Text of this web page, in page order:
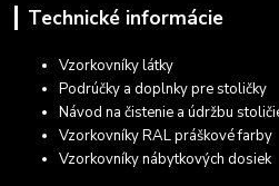
Technické informácie
Vzorkovníky látky
Podrúčky a doplnky pre stoličky
Návod na čistenie a údržbu
Vzorkovníky RAL práškové farby
Vzorkovníky nábytkových dosiek